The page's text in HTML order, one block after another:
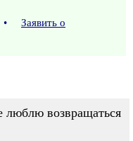
•
Заявить о
возвращаться